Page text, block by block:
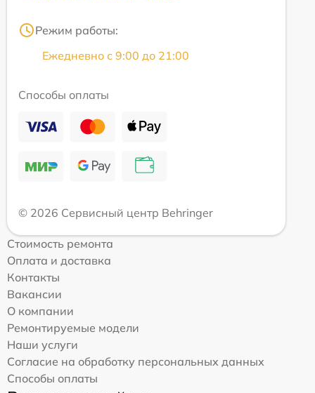
Режим работы:
Ежедневно с 9:00 до 21:00
Способы оплаты
© 2026 Сервисный центр Behringer
Стоимость ремонта
Оплата и доставка
Контакты
Вакансии
О компании
Ремонтируемые модели
Наши услуги
Согласие на обработку персональных данных
Способы оплаты